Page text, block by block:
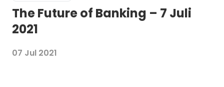
The Future of Banking – 7 Juli
2021
07 Jul 2021